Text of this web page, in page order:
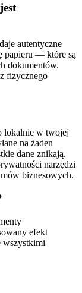
autentyczne
papieru — które są
dokumentów.
fizycznego
lokalnie w twojej
na żaden
dane znikają.
narzędzi
biznesowych.
efekt
wszystkimi